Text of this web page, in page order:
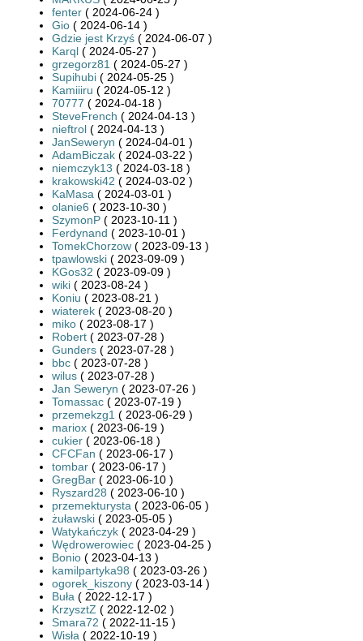
fenter ( 2024-06-24 )
Gio ( 2024-06-14 )
Gdzie jest Krzyś ( 2024-06-07 )
Karql ( 2024-05-27 )
grzegorz81 ( 2024-05-27 )
Supihubi ( 2024-05-25 )
Kamiiiru ( 2024-05-12 )
70777 ( 2024-04-18 )
SteveFrench ( 2024-04-13 )
nieftrol ( 2024-04-13 )
JanSeweryn ( 2024-04-01 )
AdamBiczak ( 2024-03-22 )
niemczyk13 ( 2024-03-18 )
krakowski42 ( 2024-03-02 )
KaMasa ( 2024-03-01 )
olanie6 ( 2023-10-30 )
SzymonP ( 2023-10-11 )
Ferdynand ( 2023-10-01 )
TomekChorzow ( 2023-09-13 )
tpawlowski ( 2023-09-09 )
KGos32 ( 2023-09-09 )
wiki ( 2023-08-24 )
Koniu ( 2023-08-21 )
wiaterek ( 2023-08-20 )
miko ( 2023-08-17 )
Robert ( 2023-07-28 )
Gunders ( 2023-07-28 )
bbc ( 2023-07-28 )
wilus ( 2023-07-28 )
Jan Seweryn ( 2023-07-26 )
Tomassac ( 2023-07-19 )
przemekzg1 ( 2023-06-29 )
mariox ( 2023-06-19 )
cukier ( 2023-06-18 )
CFCFan ( 2023-06-17 )
tombar ( 2023-06-17 )
GregBar ( 2023-06-10 )
Ryszard28 ( 2023-06-10 )
przemekturysta ( 2023-06-05 )
żuławski ( 2023-05-05 )
Watykańczyk ( 2023-04-29 )
Wędrowerowiec ( 2023-04-25 )
Bonio ( 2023-04-13 )
kamilpartyka98 ( 2023-03-26 )
ogorek_kiszony ( 2023-03-14 )
Buła ( 2022-12-17 )
KrzysztZ ( 2022-12-02 )
Smara72 ( 2022-11-15 )
Wisła ( 2022-10-19 )